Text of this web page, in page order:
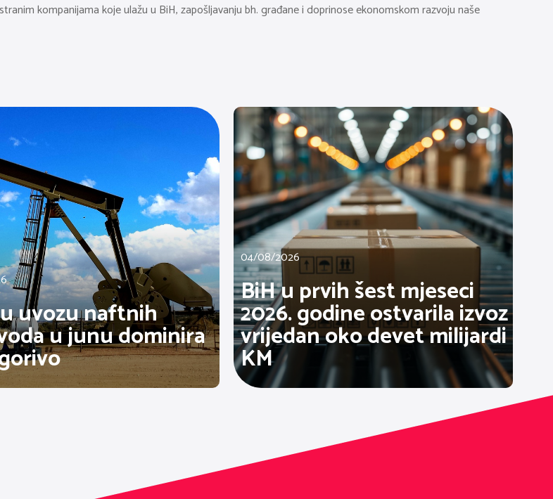
kompanijama koje ulažu u BiH, zapošljavanju bh. građane i doprinose ekonomskom razvoju naše
uvozu naftnih
u junu dominira
04/08/2026
BiH u prvih šest mjeseci
2026. godine ostvarila izvoz
vrijedan oko devet milijardi
KM